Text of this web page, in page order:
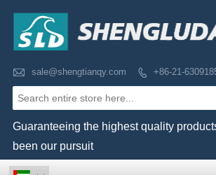
 sale@shengtianqy.com  +86-21-
Guaranteeing the highest quality
been our pursuit